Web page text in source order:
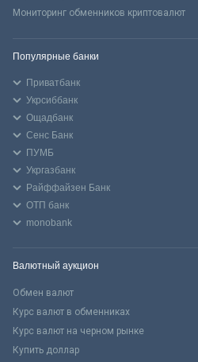
Мониторинг обменников криптовалют
Популярные банки
Приватбанк
Укрсиббанк
Ощадбанк
Сенс Банк
ПУМБ
Укргазбанк
Райффайзен Банк
ОТП банк
monobank
Валютный аукцион
Обмен валют
Курс валют в обменниках
Курс валют на черном рынке
Купить доллар